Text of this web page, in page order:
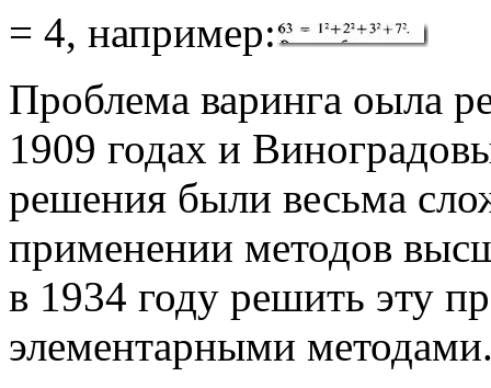
= 4, например:
Проблема варинга оыла
1909 годах и
решения были весьма
применении методов
в 1934 году решить эту
элементарными